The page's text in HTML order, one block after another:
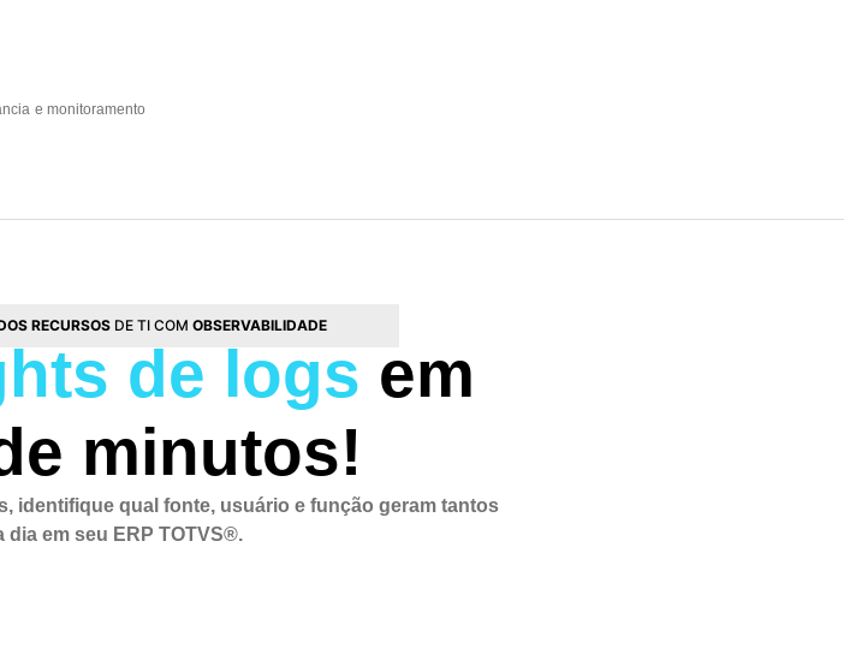
e monitoramento
RECURSOS DE TI COMOBSERVABILIDADE
de logs em
minutos!
identifique qual fonte, usuário e função geram tantos
dia em seu ERP TOTVS®.